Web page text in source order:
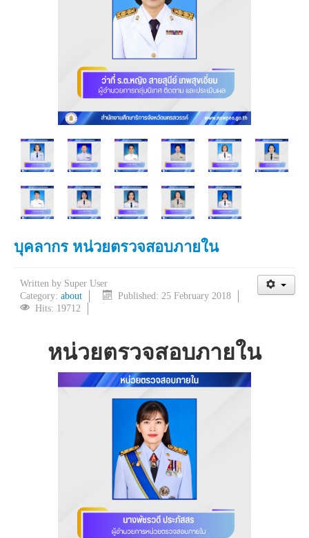
บุคลากร หน่วยตรวจสอบภายใน
Written by Super User
Category: about
Published: 25 February 2018
Hits: 19712
หน่วยตรวจสอบภายใน